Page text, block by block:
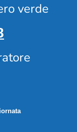
verde